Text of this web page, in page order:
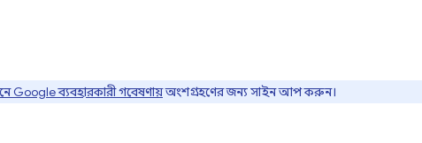
Google ব্যবহারকারী গবেষণায়অংশগ্রহণের জন্য সাইন আপ করুন।